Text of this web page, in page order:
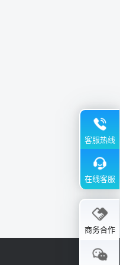
客服热线
在线客服
商务合作